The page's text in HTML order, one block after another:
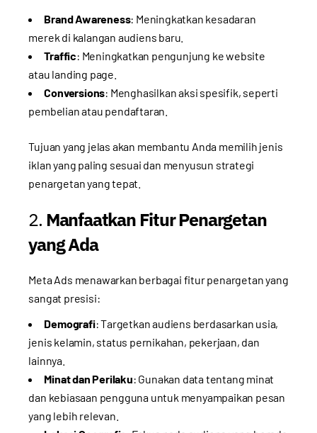
Brand Awareness: Meningkatkan kesadaran
merek di kalangan audiens baru.
Traffic: Meningkatkan pengunjung ke website
atau landing page.
Conversions: Menghasilkan aksi spesifik, seperti
pembelian atau pendaftaran.
Tujuan yang jelas akan membantu Anda memilih jenis
iklan yang paling sesuai dan menyusun strategi
penargetan yang tepat.
2. Manfaatkan Fitur Penargetan
yang Ada
Meta Ads menawarkan berbagai fitur penargetan yang
sangat presisi:
Demografi: Targetkan audiens berdasarkan usia,
jenis kelamin, status pernikahan, pekerjaan, dan
lainnya.
Minat dan Perilaku: Gunakan data tentang minat
dan kebiasaan pengguna untuk menyampaikan pesan
yang lebih relevan.